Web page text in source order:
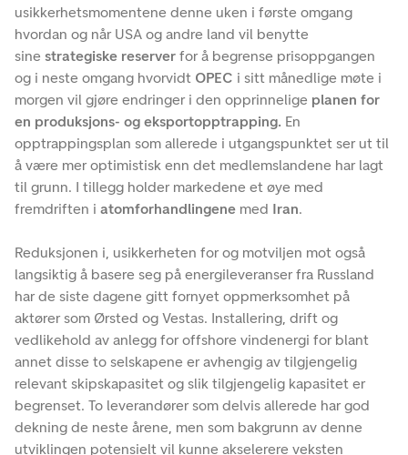
usikkerhetsmomentene denne uken i første omgang
hvordan og når USA og andre land vil benytte
sine strategiske reserver for å begrense prisoppgangen
og i neste omgang hvorvidt OPEC i sitt månedlige møte i
morgen vil gjøre endringer i den opprinnelige planen for
en produksjons- og eksportopptrapping. En
opptrappingsplan som allerede i utgangspunktet ser ut til
å være mer optimistisk enn det medlemslandene har lagt
til grunn. I tillegg holder markedene et øye med
fremdriften i atomforhandlingene med Iran.
Reduksjonen i, usikkerheten for og motviljen mot også
langsiktig å basere seg på energileveranser fra Russland
har de siste dagene gitt fornyet oppmerksomhet på
aktører som Ørsted og Vestas. Installering, drift og
vedlikehold av anlegg for offshore vindenergi for blant
annet disse to selskapene er avhengig av tilgjengelig
relevant skipskapasitet og slik tilgjengelig kapasitet er
begrenset. To leverandører som delvis allerede har god
dekning de neste årene, men som bakgrunn av denne
utviklingen potensielt vil kunne akselerere veksten